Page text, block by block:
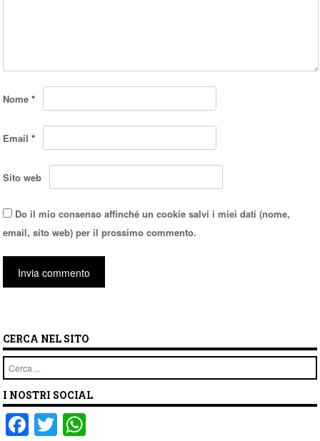
Nome*
Email*
Sito web
Do il mio consenso affinché un cookie salvi i miei dati (nome,
email, sito web) per il prossimo commento.
CERCA NEL SITO
Cerca
I NOSTRI SOCIAL
F T